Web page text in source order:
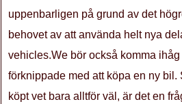
uppenbarligen på grund av det
behovet av att använda helt nya
vehicles.We bör också komma
förknippade med att köpa en ny
köpt vet bara alltför väl, är det en